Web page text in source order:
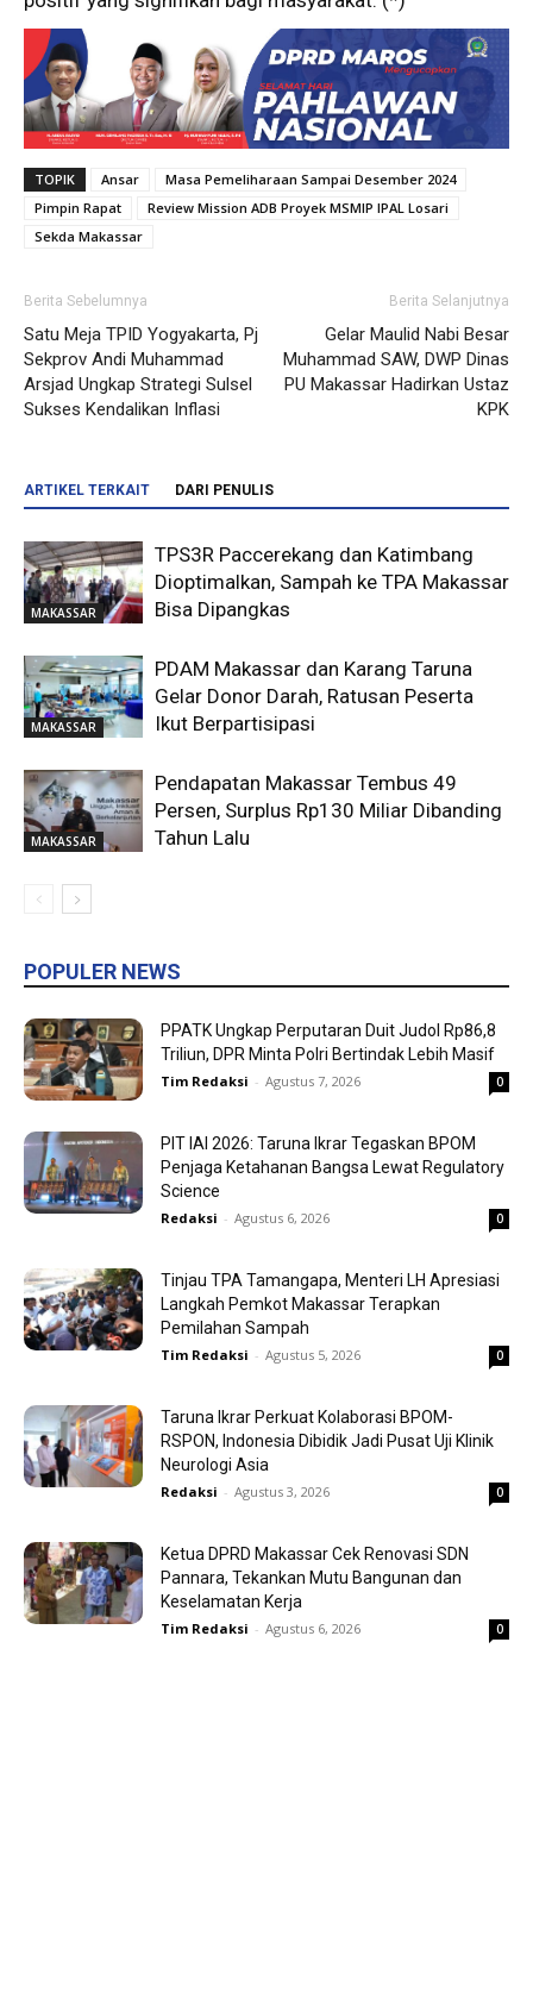
TOPIK Ansar
Masa Pemeliharaan Sampai Desember 2024
Pimpin Rapat
Review Mission ADB Proyek MSMIP IPAL Losari
Sekda Makassar
Berita Sebelumnya
Satu Meja TPID Yogyakarta, Pj
Sekprov Andi Muhammad
Arsjad Ungkap Strategi Sulsel
Sukses Kendalikan Inflasi
Berita Selanjutnya
Gelar Maulid Nabi Besar
Muhammad SAW, DWP Dinas
PU Makassar Hadirkan Ustaz
KPK
ARTIKEL TERKAIT DARI PENULIS
MAKASSAR
TPS3R Paccerekang dan Katimbang
Dioptimalkan, Sampah ke TPA Makassar
Bisa Dipangkas
MAKASSAR
PDAM Makassar dan Karang Taruna
Gelar Donor Darah, Ratusan Peserta
Ikut Berpartisipasi
MAKASSAR
Pendapatan Makassar Tembus 49
Persen, Surplus Rp130 Miliar Dibanding
Tahun Lalu
POPULER NEWS
PPATK Ungkap Perputaran Duit Judol Rp86,8
Triliun, DPR Minta Polri Bertindak Lebih Masif
Tim Redaksi - Agustus 7, 2026 0
PIT IAI 2026: Taruna Ikrar Tegaskan BPOM
Penjaga Ketahanan Bangsa Lewat Regulatory
Science
Redaksi - Agustus 6, 2026 0
Tinjau TPA Tamangapa, Menteri LH Apresiasi
Langkah Pemkot Makassar Terapkan
Pemilahan Sampah
Tim Redaksi - Agustus 5, 2026 0
Taruna Ikrar Perkuat Kolaborasi BPOM-
RSPON, Indonesia Dibidik Jadi Pusat Uji Klinik
Neurologi Asia
Redaksi - Agustus 3, 2026 0
Ketua DPRD Makassar Cek Renovasi SDN
Pannara, Tekankan Mutu Bangunan dan
Keselamatan Kerja
Tim Redaksi - Agustus 6, 2026 0